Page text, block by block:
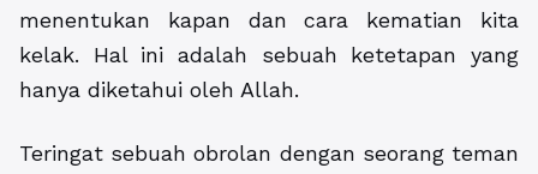
menentukan kapan dan cara kematian kita
kelak. Hal ini adalah sebuah ketetapan yang
hanya diketahui oleh Allah.
Teringat sebuah obrolan dengan seorang teman